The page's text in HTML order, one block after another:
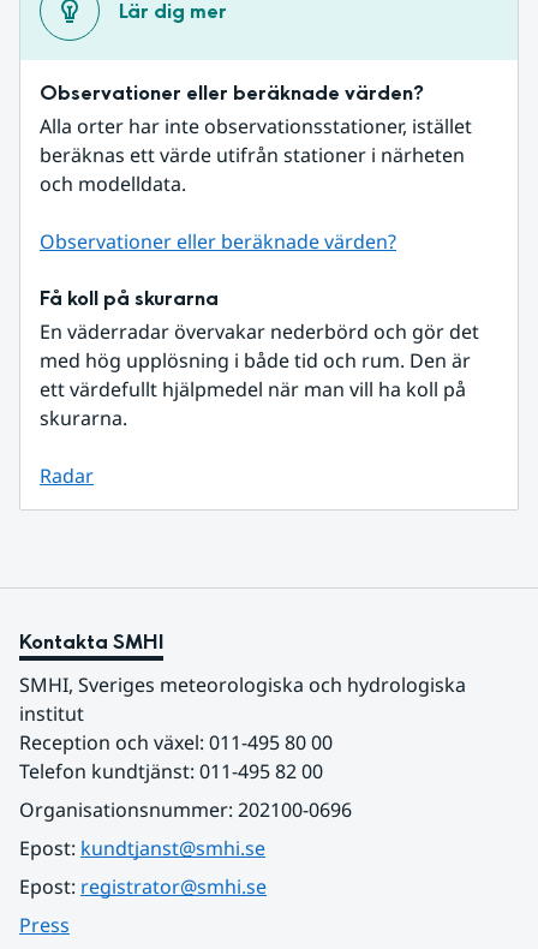
Lär dig mer
Observationer eller beräknade värden?
Alla orter har inte observationsstationer, istället
beräknas ett värde utifrån stationer i närheten
och modelldata.
Observationer eller beräknade värden?
Få koll på skurarna
En väderradar övervakar nederbörd och gör det
med hög upplösning i både tid och rum. Den är
ett värdefullt hjälpmedel när man vill ha koll på
skurarna.
Radar
Kontakta SMHI
SMHI, Sveriges meteorologiska och hydrologiska
institut
Reception och växel: 011-495 80 00
Telefon kundtjänst: 011-495 82 00
Organisationsnummer: 202100-0696
Epost: kundtjanst@smhi.se
Epost: registrator@smhi.se
Press